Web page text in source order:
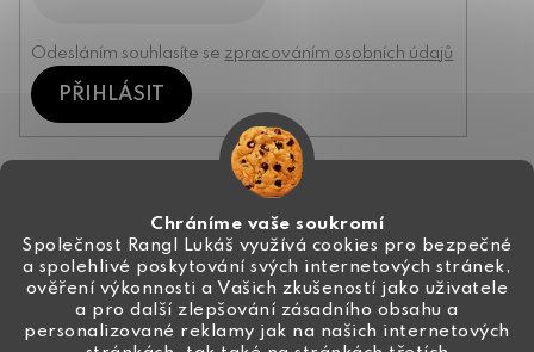
Chráníme vaše soukromí
Společnost Rangl Lukáš využívá cookies pro bezpečné
a spolehlivé poskytování svých internetových stránek,
ověření výkonnosti a Vašich zkušeností jako uživatele
a pro další zlepšování zásadního obsahu a
personalizované reklamy jak na našich internetových
Odesláním souhlasíte se zpracováním osobních údajů
PŘIHLÁSIT
info@ceske-koralky.cz
+420 774 444 191